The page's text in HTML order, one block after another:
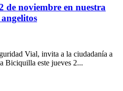
de noviembre en nuestra
Vial, invita a la ciudadanía a
Biciquilla este jueves 2...